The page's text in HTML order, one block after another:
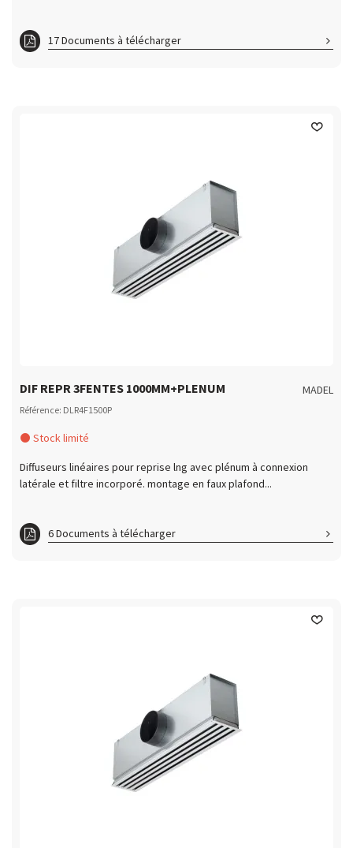
17 Documents à télécharger
ft DL1F1200
DIF REPR 3FENTES 1000MM+PLENUM MADEL
Référence: DLR4F1500P
Stock limité
Diffuseurs linéaires pour reprise lng avec plénum à connexion
latérale et filtre incorporé. montage en faux plafond...
6 Documents à télécharger